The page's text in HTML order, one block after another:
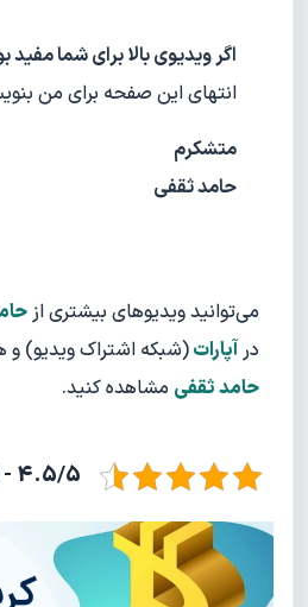
اگر ویدیوی بالا برای شما مفید
انتهای این صفحه برای من
متشکرم
حامد ثقفی
می‌توانید ویدیوهای بیشتری از
در آپارات(شبکه اشتراک ویدیو) و
حامد ثقفی مشاهده کنید.
4.5/5 - (15 امتیاز)